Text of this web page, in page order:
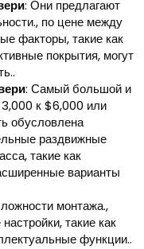
: Они предлагают
по цене между
факторы, такие как
покрытия, могут
: Самый большой и
к $6,000 или
обусловлена
раздвижные
такие как
варианты
монтажа.,
такие как
функции..